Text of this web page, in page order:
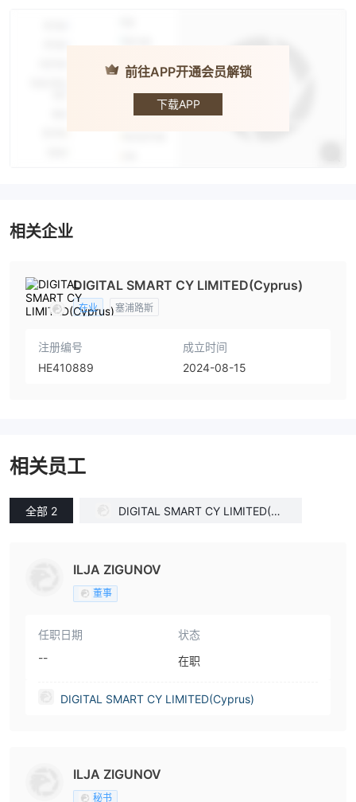
前往APP开通会员解锁
下载APP
相关企业
DIGITAL SMART CY LIMITED(Cyprus)
在业 塞浦路斯
注册编号
HE410889
成立时间
2024-08-15
相关员工
全部 2
DIGITAL SMART CY LIMITED(Cy
ILJA ZIGUNOV
董事
任职日期
--
状态
在职
DIGITAL SMART CY LIMITED(Cyprus)
ILJA ZIGUNOV
秘书